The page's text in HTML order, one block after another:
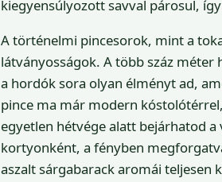
kiegyensúlyozott savval párosul,
A történelmi pincesorok, mint a
látványosságok. A több száz
a hordók sora olyan élményt ad,
pince ma már modern
egyetlen hétvége alatt bejárhatod a
kortyonként, a fényben
aszalt sárgabarack aromái teljesen